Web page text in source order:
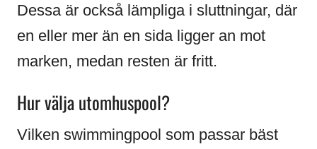
Dessa är också lämpliga i sluttningar, där
en eller mer än en sida ligger an mot
marken, medan resten är fritt.
Hur välja utomhuspool?
Vilken swimmingpool som passar bäst